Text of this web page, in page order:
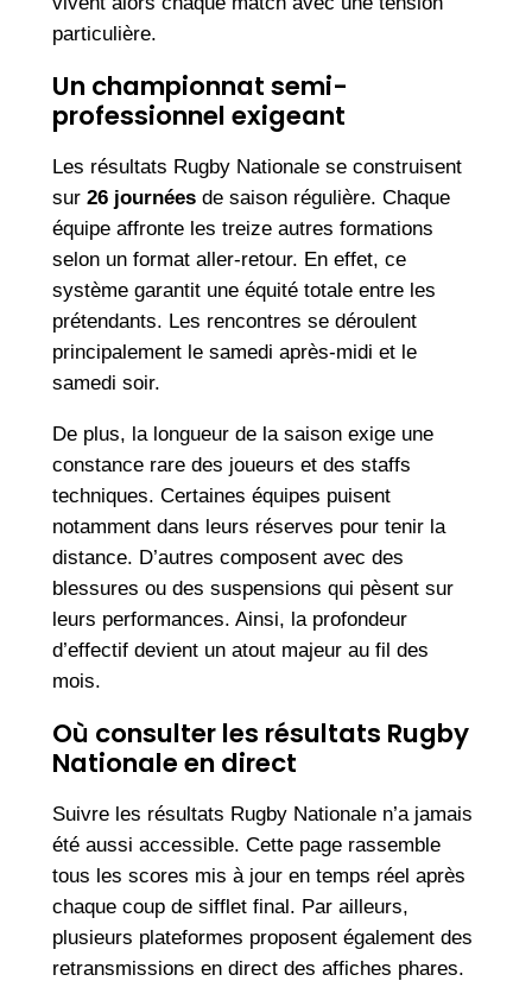
particulière.
Un championnat semi-
professionnel exigeant
Les résultats Rugby Nationale se construisent
sur 26 journéesde saison régulière. Chaque
équipe affronte les treize autres formations
selon un format aller-retour. En effet, ce
système garantit une équité totale entre les
prétendants. Les rencontres se déroulent
principalement le samedi après-midi et le
samedi soir.
De plus, la longueur de la saison exige une
constance rare des joueurs et des staffs
techniques. Certaines équipes puisent
notamment dans leurs réserves pour tenir la
distance. D’autres composent avec des
blessures ou des suspensions qui pèsent sur
leurs performances. Ainsi, la profondeur
d’effectif devient un atout majeur au fil des
mois.
Où consulter les résultats Rugby
Nationale en direct
Suivre les résultats Rugby Nationale n’a jamais
été aussi accessible. Cette page rassemble
tous les scores mis à jour en temps réel après
chaque coup de sifflet final. Par ailleurs,
plusieurs plateformes proposent également des
retransmissions en direct des affiches phares.